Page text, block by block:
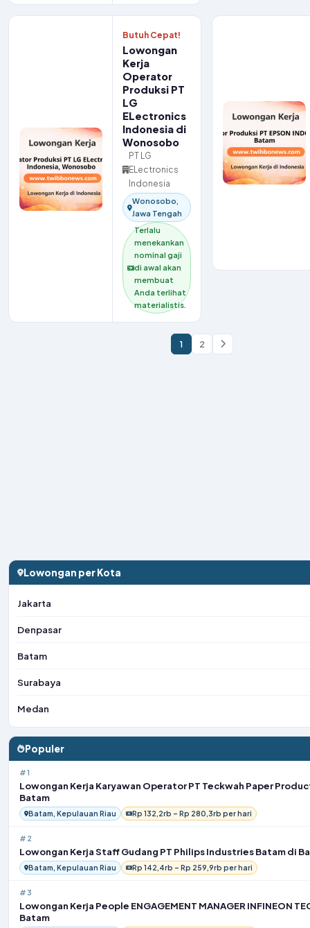
Butuh Cepat!
Lowongan
Kerja
Operator
Produksi PT
LG
ELectronics
Indonesia di
Wonosobo
PT LG
ELectronics
Indonesia
Wonosobo,
Jawa Tengah
Terlalu
menekankan
nominal gaji
di awal akan
membuat
Anda terlihat
materialistis.
1 2
Lowongan per Kota
Jakarta
Denpasar
Batam
Surabaya
Medan
Populer
#1
Lowongan Kerja Karyawan Operator PT Teckwah Paper
Batam
Batam, Kepulauan Riau Rp 132,2rb – Rp 280,3rb per hari
#2
Lowongan Kerja Staff Gudang PT Philips Industries Batam di
Batam, Kepulauan Riau Rp 142,4rb – Rp 259,9rb per hari
#3
Lowongan Kerja People ENGAGEMENT MANAGER INFINEON
Batam